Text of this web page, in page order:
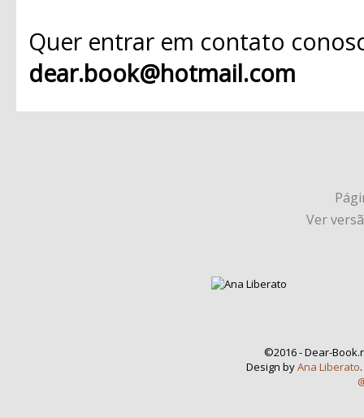
Quer entrar em contato
dear.book@hotmail.com
Ver
©2016 - Dear-
Design byAna Liberato